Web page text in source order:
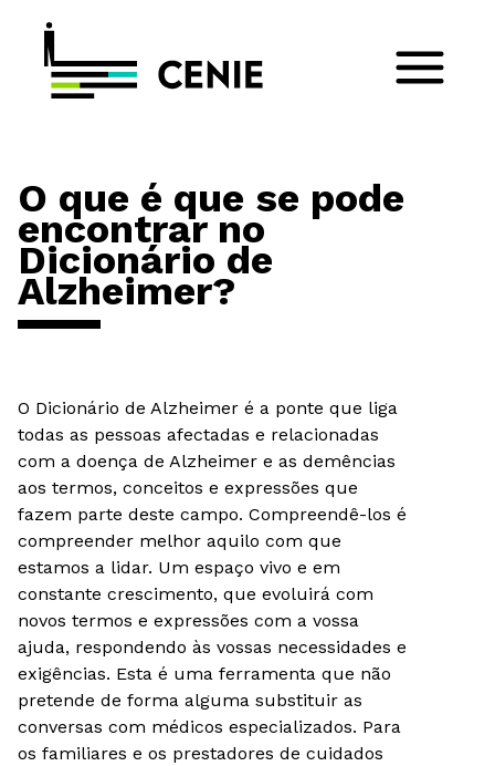
O que é que se pode
encontrar no
Dicionário de
Alzheimer?
O Dicionário de Alzheimer é a ponte que liga
todas as pessoas afectadas e relacionadas
com a doença de Alzheimer e as demências
aos termos, conceitos e expressões que
fazem parte deste campo. Compreendê-los é
compreender melhor aquilo com que
estamos a lidar. Um espaço vivo e em
constante crescimento, que evoluirá com
novos termos e expressões com a vossa
ajuda, respondendo às vossas necessidades e
exigências. Esta é uma ferramenta que não
pretende de forma alguma substituir as
conversas com médicos especializados. Para
os familiares e os prestadores de cuidados